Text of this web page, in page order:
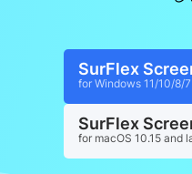
SurFlex
for Windows 11/10/8/7
SurFlex
for macOS 10.15 and